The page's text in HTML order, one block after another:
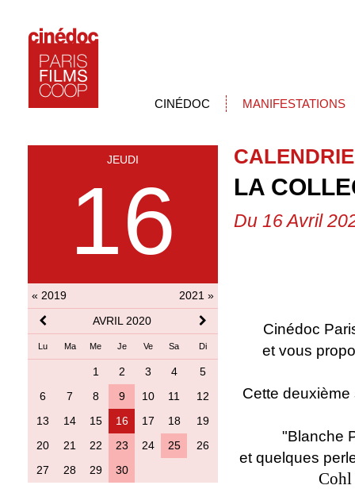
CINÉDOC MANIFESTATIONS
JEUDI
16
« 2019
2021 »
AVRIL 2020
Lu Ma Me Je Ve Sa Di
1 2 3 4
5
6
7 8 9 10 11
12
13
14 15 16 17 18
19
20
21 22 23 24 25
26
27
28 29 30
LA
Du 16 Avril
Cinédoc
et vous
Cette
"Blanche
et quelques
Cohl